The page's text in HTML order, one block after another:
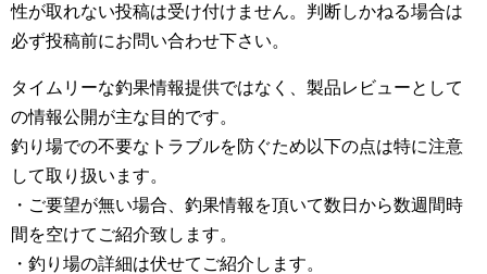
性が取れない投稿は受け付けません。判断しかねる場合は
必ず投稿前にお問い合わせ下さい。
タイムリーな釣果情報提供ではなく、製品レビューとして
の情報公開が主な目的です。
釣り場での不要なトラブルを防ぐため以下の点は特に注意
して取り扱います。
・ご要望が無い場合、釣果情報を頂いて数日から数週間時
間を空けてご紹介致します。
・釣り場の詳細は伏せてご紹介します。